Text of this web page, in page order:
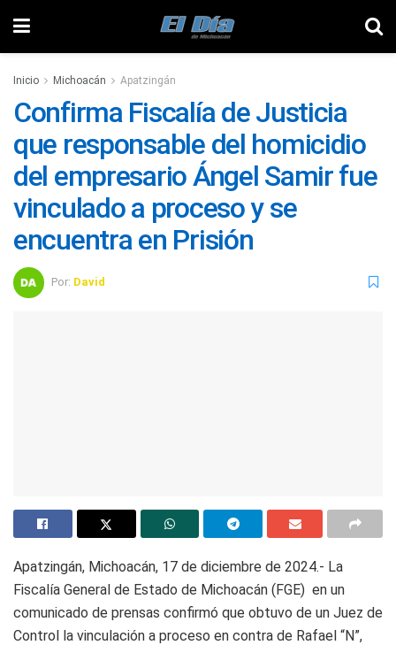
Inicio Michoacán Apatzingán
Confirma Fiscalía de Justicia
que responsable del homicidio
del empresario Ángel Samir fue
vinculado a proceso y se
encuentra en Prisión
Por: David
Apatzingán, Michoacán, 17 de diciembre de 2024.- La
Fiscalía General de Estado de Michoacán (FGE) en un
comunicado de prensas confirmó que obtuvo de un Juez de
Control la vinculación a proceso en contra de Rafael “N”,